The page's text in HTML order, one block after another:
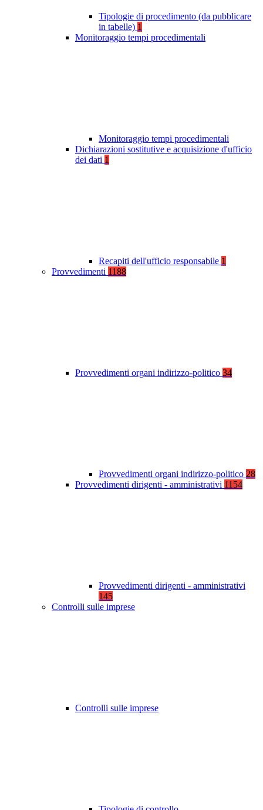
Tipologie di procedimento (da pubblicare
in tabelle) 1
Monitoraggio tempi procedimentali
Monitoraggio tempi procedimentali
Dichiarazioni sostitutive e acquisizione d'ufficio
dei dati 1
Recapiti dell'ufficio responsabile 1
Provvedimenti 1188
Provvedimenti organi indirizzo-politico 34
Provvedimenti organi indirizzo-politico 28
Provvedimenti dirigenti - amministrativi 1154
Provvedimenti dirigenti - amministrativi
145
Controlli sulle imprese
Controlli sulle imprese